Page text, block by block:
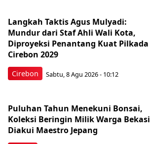
Cirebon
Langkah Taktis Agus Mulyadi:
Mundur dari Staf Ahli Wali Kota,
Diproyeksi Penantang Kuat Pilkada
Cirebon 2029
Sabtu, 8 Agu 2026 - 10:12
Puluhan Tahun Menekuni Bonsai,
Koleksi Beringin Milik Warga Bekasi
Diakui Maestro Jepang